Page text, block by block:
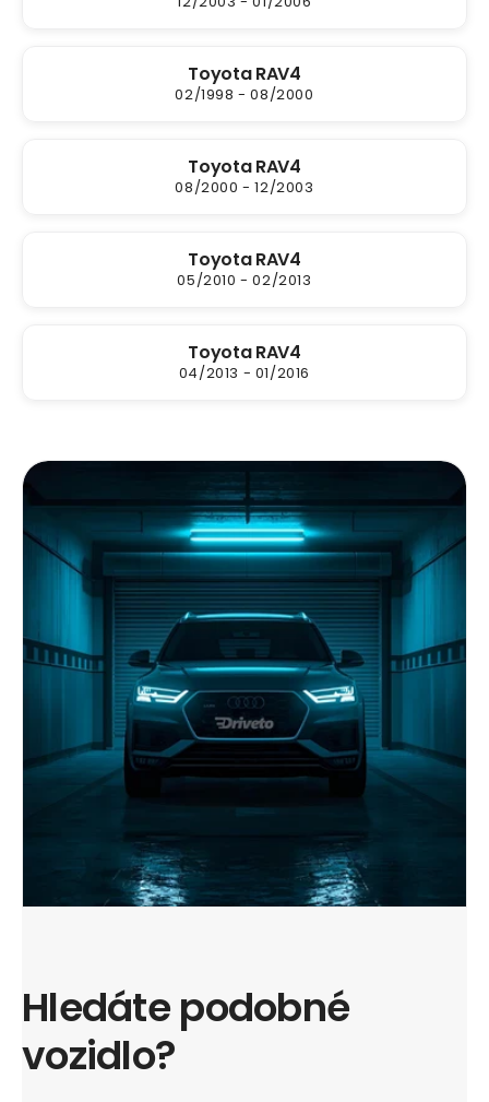
Toyota RAV4
02/1998 - 08/2000
Toyota RAV4
08/2000 - 12/2003
Toyota RAV4
05/2010 - 02/2013
Toyota RAV4
04/2013 - 01/2016
Hledáte podobné
vozidlo?